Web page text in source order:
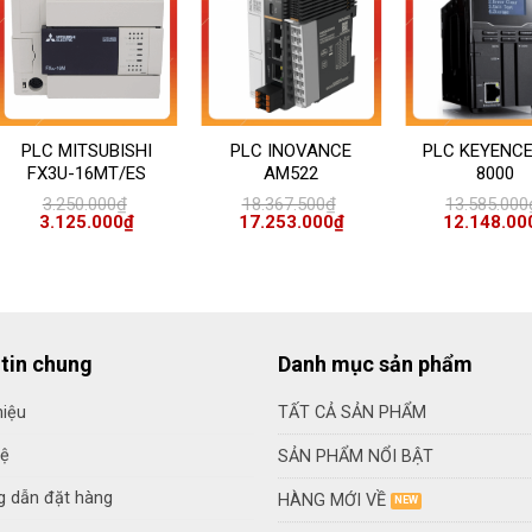
PLC MITSUBISHI
FX3U-16MT/ES
3.250.000₫
Giá
gốc
3.125.000₫Giá
PLC INOVANCE
AM522
18.367.500₫
Giá
gốc
17.253.000₫Giá
hiện
PLC
8000
13.585.000
Giá
gốc
chung
dẫn đặt hàng
Danh mục sản phẩm
TẤT CẢ SẢN PHẨM
SẢN PHẨM NỔI BẬT
HÀNG MỚI VỀ